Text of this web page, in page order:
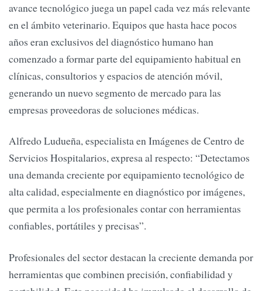
avance tecnológico juega un papel cada vez más relevante
en el ámbito veterinario. Equipos que hasta hace pocos
años eran exclusivos del diagnóstico humano han
comenzado a formar parte del equipamiento habitual en
clínicas, consultorios y espacios de atención móvil,
generando un nuevo segmento de mercado para las
empresas proveedoras de soluciones médicas.
Alfredo Ludueña, especialista en Imágenes de Centro de
Servicios Hospitalarios, expresa al respecto: “Detectamos
una demanda creciente por equipamiento tecnológico de
alta calidad, especialmente en diagnóstico por imágenes,
que permita a los profesionales contar con herramientas
confiables, portátiles y precisas”.
Profesionales del sector destacan la creciente demanda por
herramientas que combinen precisión, confiabilidad y